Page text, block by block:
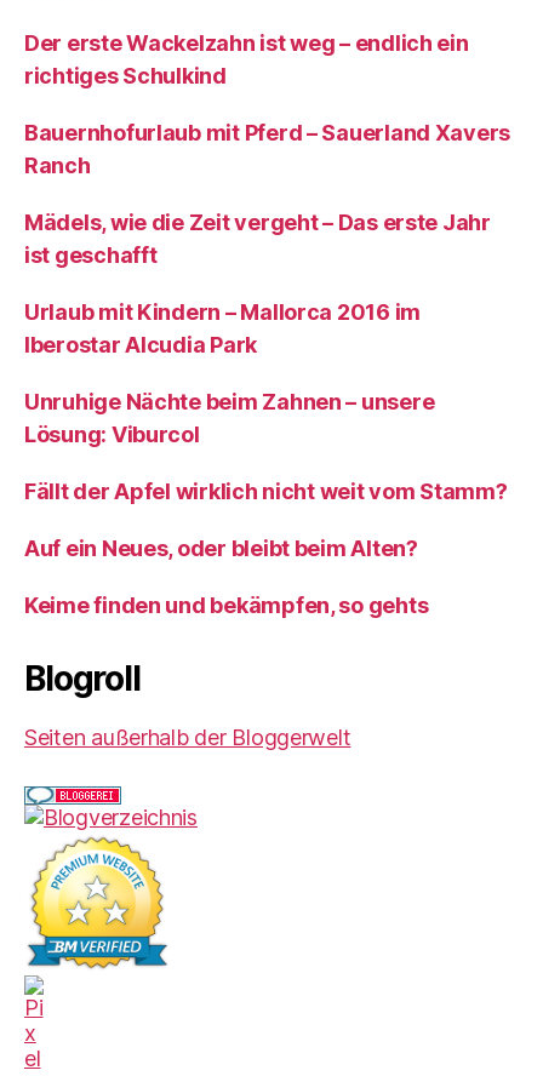
Der erste Wackelzahn ist weg – endlich ein
richtiges Schulkind
Bauernhofurlaub mit Pferd – Sauerland Xavers
Ranch
Mädels, wie die Zeit vergeht – Das erste Jahr
ist geschafft
Urlaub mit Kindern – Mallorca 2016 im
Iberostar Alcudia Park
Unruhige Nächte beim Zahnen – unsere
Lösung: Viburcol
Fällt der Apfel wirklich nicht weit vom Stamm?
Auf ein Neues, oder bleibt beim Alten?
Keime finden und bekämpfen, so gehts
Blogroll
Seiten außerhalb der Bloggerwelt